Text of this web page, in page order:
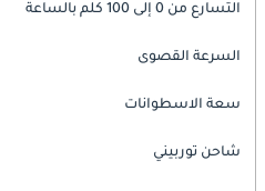
التسارع من 0 إلى 100 كلم بالساعة
السرعة القصوى
سعة الاسطوانات
شاحن توربيني